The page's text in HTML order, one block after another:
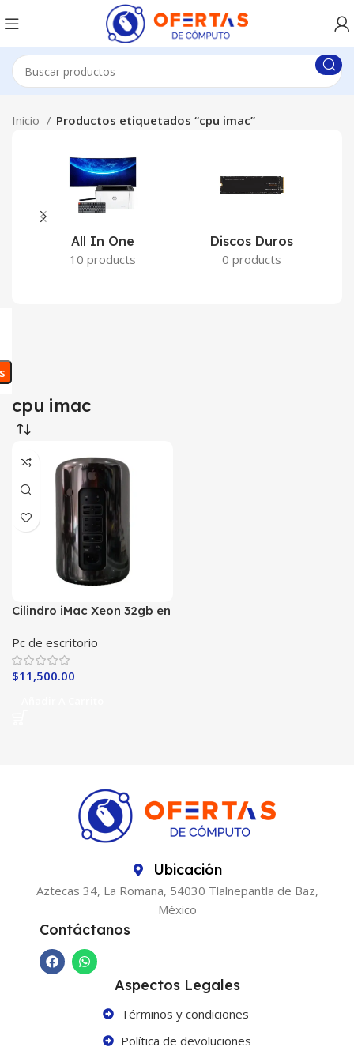
Inicio Productos etiquetados “cpu imac”
All In One
10 products
Discos Duros
0 products
cpu imac
Cilindro iMac Xeon 32gb en
Pc de escritorio
$11,500.00
Ubicación
Aztecas 34, La Romana, 54030 Tlalnepantla de Baz,
México
Contáctanos
Aspectos Legales
Términos y condiciones
Política de devoluciones